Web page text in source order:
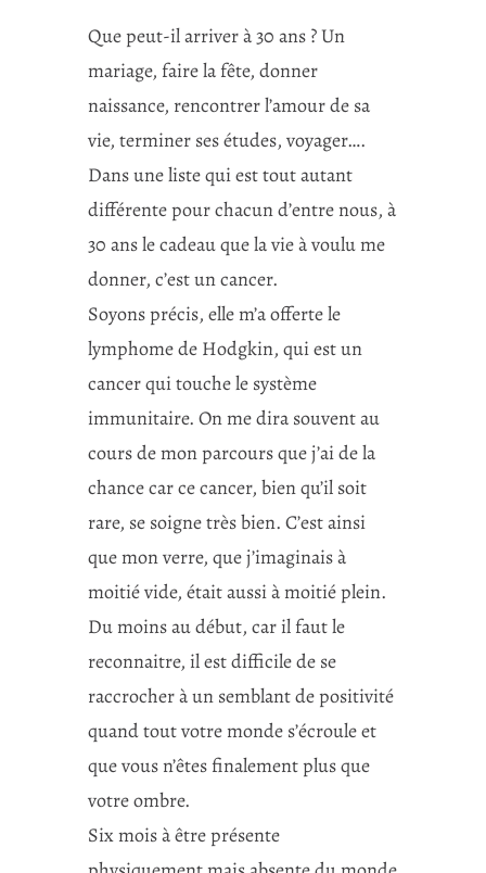
Que peut-il arriver à 30 ans ? Un
mariage, faire la fête, donner
naissance, rencontrer l’amour de sa
vie, terminer ses études, voyager….
Dans une liste qui est tout autant
différente pour chacun d’entre nous, à
30 ans le cadeau que la vie à voulu me
donner, c’est un cancer.
Soyons précis, elle m’a offerte le
lymphome de Hodgkin, qui est un
cancer qui touche le système
immunitaire. On me dira souvent au
cours de mon parcours que j’ai de la
chance car ce cancer, bien qu’il soit
rare, se soigne très bien. C’est ainsi
que mon verre, que j’imaginais à
moitié vide, était aussi à moitié plein.
Du moins au début, car il faut le
reconnaitre, il est difficile de se
raccrocher à un semblant de positivité
quand tout votre monde s’écroule et
que vous n’êtes finalement plus que
votre ombre.
Six mois à être présente